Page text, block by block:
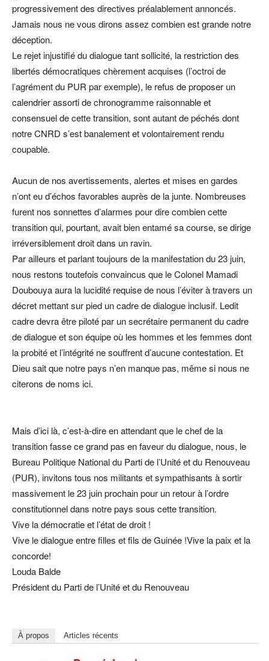
progressivement des directives préalablement annoncés.
Jamais nous ne vous dirons assez combien est grande notre
déception.
Le rejet injustifié du dialogue tant sollicité, la restriction des
libertés démocratiques chèrement acquises (l’octroi de
l’agrément du PUR par exemple), le refus de proposer un
calendrier assorti de chronogramme raisonnable et
consensuel de cette transition, sont autant de péchés dont
notre CNRD s’est banalement et volontairement rendu
coupable.
Aucun de nos avertissements, alertes et mises en gardes
n’ont eu d’échos favorables auprès de la junte. Nombreuses
furent nos sonnettes d’alarmes pour dire combien cette
transition qui, pourtant, avait bien entamé sa course, se dirige
irréversiblement droit dans un ravin.
Par ailleurs et parlant toujours de la manifestation du 23 juin,
nous restons toutefois convaincus que le Colonel Mamadi
Doubouya aura la lucidité requise de nous l’éviter à travers un
décret mettant sur pied un cadre de dialogue inclusif. Ledit
cadre devra être piloté par un secrétaire permanent du cadre
de dialogue et son équipe où les hommes et les femmes dont
la probité et l’intégrité ne souffrent d’aucune contestation. Et
Dieu sait que notre pays n’en manque pas, même si nous ne
citerons de noms ici.
Mais d’ici là, c’est-à-dire en attendant que le chef de la
transition fasse ce grand pas en faveur du dialogue, nous, le
Bureau Politique National du Parti de l’Unité et du Renouveau
(PUR), invitons tous nos militants et sympathisants à sortir
massivement le 23 juin prochain pour un retour à l’ordre
constitutionnel dans notre pays sous cette transition.
Vive la démocratie et l’état de droit !
Vive le dialogue entre filles et fils de Guinée !Vive la paix et la
concorde!
Louda Balde
Président du Parti de l’Unité et du Renouveau
À propos Articles récents